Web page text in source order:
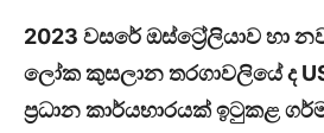
2023 වසරේ ඔස්ට්‍රේලියාව හා
ලෝක කුසලාන තරගාවලියේ ද
ප්‍රධාන කාර්යභාරයක් ඉටුකළ